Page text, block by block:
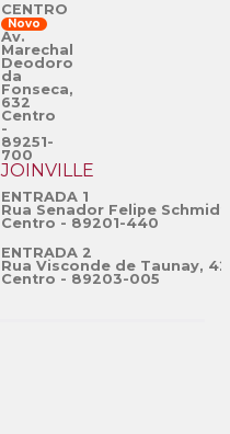
CENTRO
Novo
Av.
Marechal
Deodoro
da
Fonseca,
632
Centro
-
89251-
700
JOINVILLE
ENTRADA 1
Rua Senador Felipe
Centro - 89201-440
ENTRADA 2
Rua Visconde de Taunay,
Centro - 89203-005